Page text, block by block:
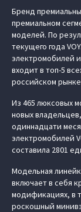
Бренд
премиальном
моделей. По
текущего года
электромобилей
входит в топ-5
российском
Из 465 люксовых
новых
одиннадцати
электромобилей
составила 2801
Модельная
включает в себя
модификациях, в
роскошный